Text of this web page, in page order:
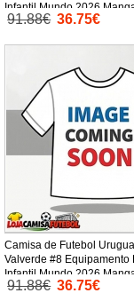
Infantil Mundo 2026
Calças curtas)
91.88€ 36.75€
Camisa de Futebol
Valverde #8 Equipamento
Infantil Mundo 2026
Calças curtas)
91.88€ 36.75€